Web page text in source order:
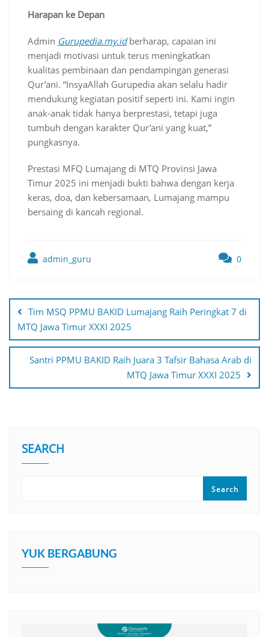
Harapan ke Depan
Admin Gurupedia.my.idberharap, capaian ini
menjadi motivasi untuk terus meningkatkan
kualitas pembinaan dan pendampingan generasi
Qur’ani. “InsyaAllah Gurupedia akan selalu hadir
mendukung kegiatan positif seperti ini. Kami ingin
anak-anak tidak hanya berprestasi, tetapi juga
tumbuh dengan karakter Qur’ani yang kuat,”
pungkasnya.
Prestasi MFQ Lumajang di MTQ Provinsi Jawa
Timur 2025 ini menjadi bukti bahwa dengan kerja
keras, doa, dan kebersamaan, Lumajang mampu
bersaing di kancah regional.
admin_guru 0
navigation
Tim MSQ PPMU BAKID Lumajang Raih Peringkat 7 di
MTQ Jawa Timur XXXI 2025
Santri PPMU BAKID Raih Juara 3 Tafsir Bahasa Arab di
MTQ Jawa Timur XXXI 2025
SEARCH
Search
YUK BERGABUNG